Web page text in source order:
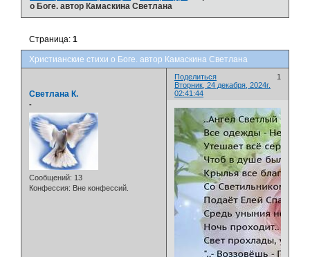
о Боге. автор Камаскина Светлана
Христианские стихи о Боге. автор Камаскина Светлана
Страница:1
Поделиться
1
Вторник, 24 декабря, 2024г.
02:41:44
Светлана К.
-
Сообщений: 13
Конфессия: Вне конфессий.